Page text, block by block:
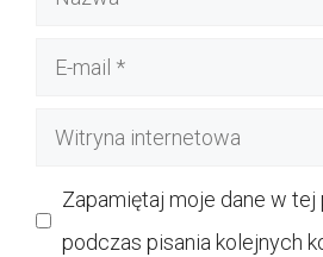
Witryna
Zapamiętaj moje dane w
podczas pisania kolejnych